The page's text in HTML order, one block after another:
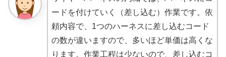
ードを付けていく（差し込む）作業です。依
頼内容で、1つのハーネスに差し込むコード
の数が違いますので、多いほど単価は高くな
ります。作業工程は少ないので、差し込むコ